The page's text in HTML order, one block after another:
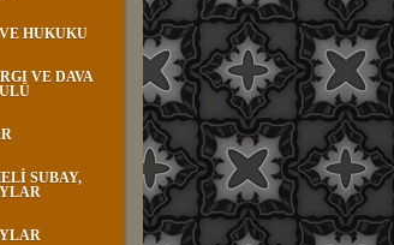
HUKUKU
VE DAVA
SUBAY,